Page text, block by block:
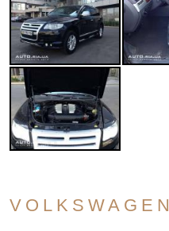
VOLKSWAGEN